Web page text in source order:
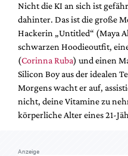
Newsletter
Redaktion
Autor:innen
Partner
Mediadaten
Suche
Nicht die KI an sich ist
dahinter. Das ist die große
Hackerin „Untitled“ (Maya
schwarzen Hoodieoutfit,
(Corinna Ruba) und einen
Silicon Boy aus der idealen
Morgens wacht er auf,
nicht, deine Vitamine zu
körperliche Alter eines 21-
Anzeige